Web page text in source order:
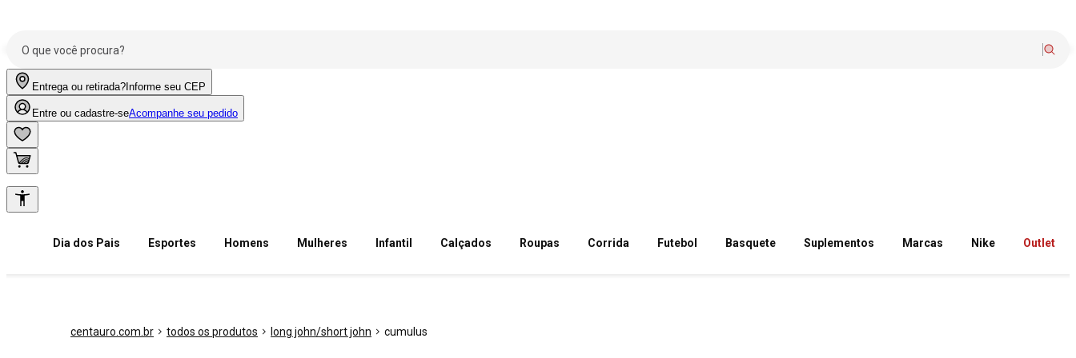
Entrega ou retirada? Informe seu CEP
Entre ou cadastre-seAcompanhe seu pedido
Dia dos Pais Esportes Homens Mulheres Infantil Calçados Roupas Corrida Futebol Basquete Suplementos Marcas Nike Outlet
centauro.com.br todos os produtos long john/short john cumulus